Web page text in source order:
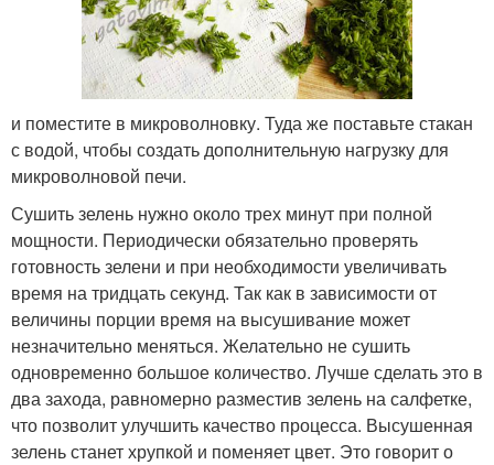
и поместите в микроволновку. Туда же поставьте стакан
с водой, чтобы создать дополнительную нагрузку для
микроволновой печи.
Сушить зелень нужно около трех минут при полной
мощности. Периодически обязательно проверять
готовность зелени и при необходимости увеличивать
время на тридцать секунд. Так как в зависимости от
величины порции время на высушивание может
незначительно меняться. Желательно не сушить
одновременно большое количество. Лучше сделать это в
два захода, равномерно разместив зелень на салфетке,
что позволит улучшить качество процесса. Высушенная
зелень станет хрупкой и поменяет цвет. Это говорит о